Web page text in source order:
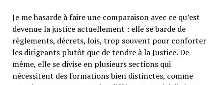
Je me hasarde à faire une comparaison avec ce qu’est
devenue la justice actuellement : elle se barde de
règlements, décrets, lois, trop souvent pour conforter
les dirigeants plutôt que de tendre à la Justice. De
même, elle se divise en plusieurs sections qui
nécessitent des formations bien distinctes, comme